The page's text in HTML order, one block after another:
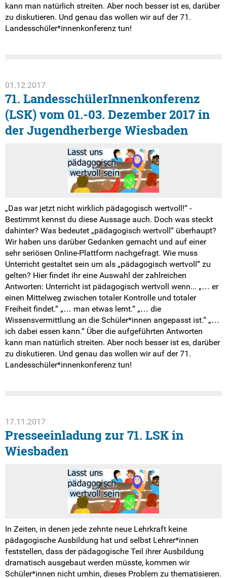
kann man natürlich streiten. Aber noch besser ist es, darüber
zu diskutieren. Und genau das wollen wir auf der 71.
Landesschüler*innenkonferenz tun!
01.12.2017
71. LandesschülerInnenkonferenz
(LSK) vom 01.-03. Dezember 2017 in
der Jugendherberge Wiesbaden
„Das war jetzt nicht wirklich pädagogisch wertvoll!“ -
Bestimmt kennst du diese Aussage auch. Doch was steckt
dahinter? Was bedeutet „pädagogisch wertvoll“ überhaupt?
Wir haben uns darüber Gedanken gemacht und auf einer
sehr seriösen Online-Plattform nachgefragt. Wie muss
Unterricht gestaltet sein um als „pädagogisch wertvoll“ zu
gelten? Hier findet ihr eine Auswahl der zahlreichen
Antworten: Unterricht ist pädagogisch wertvoll wenn... „… er
einen Mittelweg zwischen totaler Kontrolle und totaler
Freiheit findet.“ „… man etwas lernt.“ „… die
Wissensvermittlung an die Schüler*innen angepasst ist.“ „…
ich dabei essen kann.“ Über die aufgeführten Antworten
kann man natürlich streiten. Aber noch besser ist es, darüber
zu diskutieren. Und genau das wollen wir auf der 71.
Landesschüler*innenkonferenz tun!
17.11.2017
Presseeinladung zur 71. LSK in
Wiesbaden
In Zeiten, in denen jede zehnte neue Lehrkraft keine
pädagogische Ausbildung hat und selbst Lehrer*innen
feststellen, dass der pädagogische Teil ihrer Ausbildung
dramatisch ausgebaut werden müsste, kommen wir
Schüler*innen nicht umhin, dieses Problem zu thematisieren.